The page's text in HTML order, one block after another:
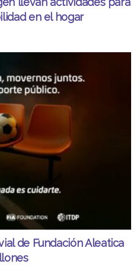
en el hogar
de Fundación Aleatica